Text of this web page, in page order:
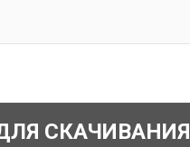
СКАЧИВАНИЯ